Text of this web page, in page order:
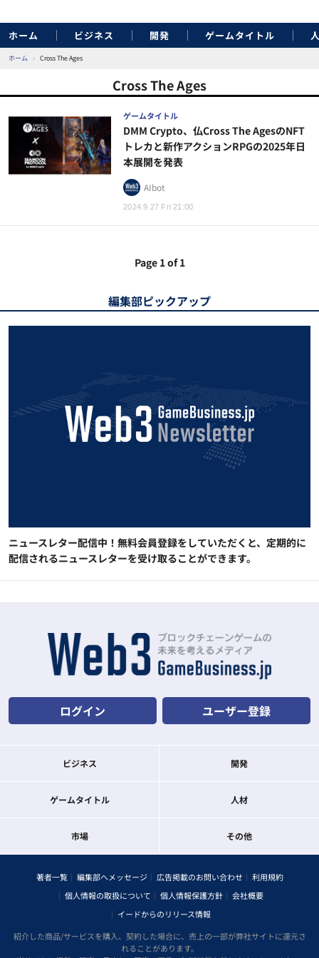
ホーム ビジネス 開発 ゲームタイトル
ホーム › Cross The Ages
Cross The Ages
ゲームタイトル
2024.9.27 Fri 21:00
DMM Crypto、仏Cross The AgesのNFT
トレカと新作アクションRPGの2025年日
本展開を発表
AIbot
Page 1 of 1
編集部ピックアップ
ニュースレター配信中！無料会員登録をしていただくと、定期的に
配信されるニュースレターを受け取ることができます。
ログイン ユーザー登録
ビジネス 開発
ゲームタイトル 人材
市場 その他
著者一覧 編集部へメッセージ 広告掲載のお問い合わせ
利用規約
個人情報の取扱について
個人情報保護方針
会社概要
イードからのリリース情報
紹介した商品/サービスを購入、契約した場合に、売上の一部が弊社サイトに還元さ
れることがあります。